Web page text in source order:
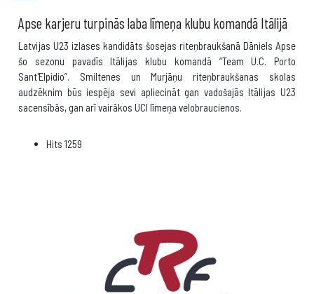
Apse karjeru turpinās laba līmeņa klubu komandā Itālijā
Latvijas U23 izlases kandidāts šosejas riteņbraukšanā Dāniels Apse
šo sezonu pavadīs Itālijas klubu komandā “Team U.C. Porto
Sant'Elpidio”. Smiltenes un Murjāņu riteņbraukšanas skolas
audzēknim būs iespēja sevi apliecināt gan vadošajās Itālijas U23
sacensībās, gan arī vairākos UCI līmeņa velobraucienos.
Hits 1259